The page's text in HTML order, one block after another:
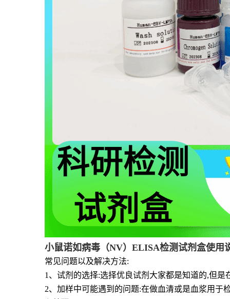
小鼠诺如病毒（NV）ELISA检测试剂盒使用
常见问题以及解决方法:
1、试剂的选择:选择优良试剂大家都是知道的,但
2、加样中可能遇到的问题:在做血清或是血浆用于